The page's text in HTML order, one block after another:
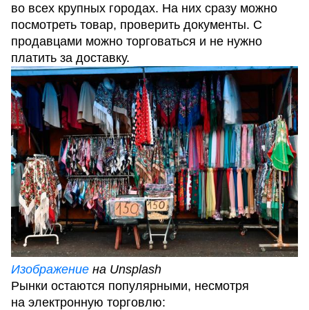
во всех крупных городах. На них сразу можно
посмотреть товар, проверить документы. С
продавцами можно торговаться и не нужно
платить за доставку.
Изображение на Unsplash
Рынки остаются популярными, несмотря
на электронную торговлю: